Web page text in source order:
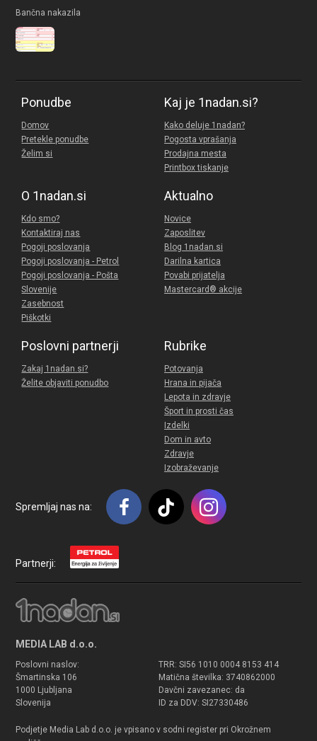
Bančna nakazila
Ponudbe
Domov
Pretekle ponudbe
Želim si
Kaj je 1nadan.si?
Kako deluje 1nadan?
Pogosta vprašanja
Prodajna mesta
Printbox tiskanje
O 1nadan.si
Kdo smo?
Kontaktiraj nas
Pogoji poslovanja
Pogoji poslovanja - Petrol
Pogoji poslovanja - Pošta
Slovenije
Zasebnost
Piškotki
Aktualno
Novice
Zaposlitev
Blog 1nadan.si
Darilna kartica
Povabi prijatelja
Mastercard® akcije
Poslovni partnerji
Zakaj 1nadan.si?
Želite objaviti ponudbo
Rubrike
Potovanja
Hrana in pijača
Lepota in zdravje
Šport in prosti čas
Izdelki
Dom in avto
Zdravje
Izobraževanje
Spremljaj nas na:
Partnerji:
MEDIA LAB d.o.o.
Poslovni naslov:
Šmartinska 106
1000 Ljubljana
Slovenija
TRR: SI56 1010 0004 8153 414
Matična številka: 3740862000
Davčni zavezanec: da
ID za DDV: SI27330486
Podjetje Media Lab d.o.o. je vpisano v sodni register pri Okrožnem